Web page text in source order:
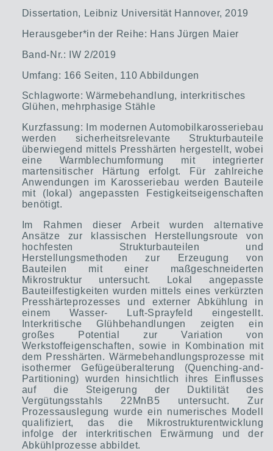
Dissertation, Leibniz Universität Hannover, 2019
Herausgeber*in der Reihe: Hans Jürgen Maier
Band-Nr.: IW 2/2019
Umfang: 166 Seiten, 110 Abbildungen
Schlagworte: Wärmebehandlung, interkritisches
Glühen, mehrphasige Stähle
Kurzfassung: Im modernen Automobilkarosseriebau
werden sicherheitsrelevante Strukturbauteile
überwiegend mittels Presshärten hergestellt, wobei
eine Warmblechumformung mit integrierter
martensitischer Härtung erfolgt. Für zahlreiche
Anwendungen im Karosseriebau werden Bauteile
mit (lokal) angepassten Festigkeitseigenschaften
benötigt.
Im Rahmen dieser Arbeit wurden alternative
Ansätze zur klassischen Herstellungsroute von
hochfesten Strukturbauteilen und
Herstellungsmethoden zur Erzeugung von
Bauteilen mit einer maßgeschneiderten
Mikrostruktur untersucht. Lokal angepasste
Bauteilfestigkeiten wurden mittels eines verkürzten
Presshärteprozesses und externer Abkühlung in
einem Wasser- Luft-Sprayfeld eingestellt.
Interkritische Glühbehandlungen zeigten ein
großes Potential zur Variation von
Werkstoffeigenschaften, sowie in Kombination mit
dem Presshärten. Wärmebehandlungsprozesse mit
isothermer Gefügeüberalterung (Quenching-and-
Partitioning) wurden hinsichtlich ihres Einflusses
auf die Steigerung der Duktilität des
Vergütungsstahls 22MnB5 untersucht. Zur
Prozessauslegung wurde ein numerisches Modell
qualifiziert, das die Mikrostrukturentwicklung
infolge der interkritischen Erwärmung und der
Abkühlprozesse abbildet.